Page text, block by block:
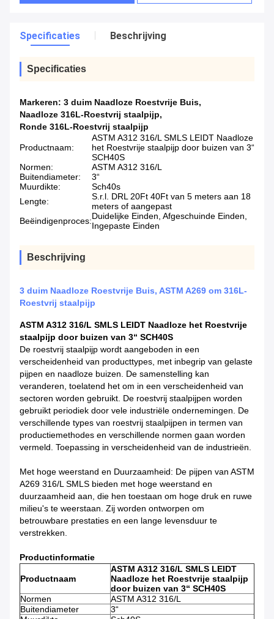
Specificaties Beschrijving
Specificaties
Markeren: 3 duim Naadloze Roestvrije Buis,
Naadloze 316L-Roestvrij staalpijp,
Ronde 316L-Roestvrij staalpijp
Productnaam:
ASTM A312 316/L SMLS LEIDT Naadloze
het Roestvrije staalpijp door buizen van 3“
SCH40S
Normen:
ASTM A312 316/L
Buitendiameter:
3“
Muurdikte:
Sch40s
Lengte:
S.r.l. DRL 20Ft 40Ft van 5 meters aan 18
meters of aangepast
Beëindigenproces:Duidelijke Einden, Afgeschuinde Einden,
Ingepaste Einden
Beschrijving
3 duim Naadloze Roestvrije Buis, ASTM A269 om 316L-
Roestvrij staalpijp
ASTM A312 316/L SMLS LEIDT Naadloze het Roestvrije
staalpijp door buizen van 3“ SCH40S
De roestvrij staalpijp wordt aangeboden in een
verscheidenheid van producttypes, met inbegrip van gelaste
pijpen en naadloze buizen. De samenstelling kan
veranderen, toelatend het om in een verscheidenheid van
sectoren worden gebruikt. De roestvrij staalpijpen worden
gebruikt periodiek door vele industriële ondernemingen. De
verschillende types van roestvrij staalpijpen in termen van
productiemethodes en verschillende normen gaan worden
vermeld. Toepassing in verscheidenheid van de industrieën.
Met hoge weerstand en Duurzaamheid: De pijpen van ASTM
A269 316/L SMLS bieden met hoge weerstand en
duurzaamheid aan, die hen toestaan om hoge druk en ruwe
milieu's te weerstaan. Zij worden ontworpen om
betrouwbare prestaties en een lange levensduur te
verstrekken.
Productinformatie
Productnaam
ASTM A312 316/L SMLS LEIDT
Naadloze het Roestvrije staalpijp
door buizen van 3“ SCH40S
Normen
ASTM A312 316/L
Buitendiameter
3“